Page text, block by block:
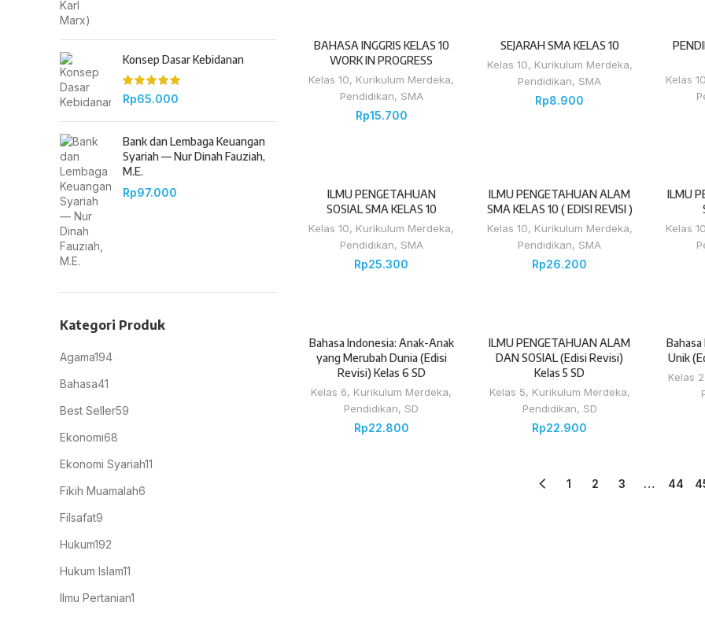
Konsep Dasar Kebidanan
Rp65.000
Bank dan Lembaga Keuangan
Syariah — Nur Dinah Fauziah,
M.E.
Rp97.000
Kategori Produk
Agama194
Bahasa41
Best Seller59
Ekonomi68
Ekonomi Syariah11
Fikih Muamalah6
Filsafat9
Hukum192
Hukum Islam11
Ilmu Pertanian1
BAHASA INGGRIS KELAS 10
WORK IN PROGRESS
Kelas 10, Kurikulum Merdeka,
Pendidikan, SMA
Rp15.700
SEJARAH SMA KELAS 10
Kelas 10, Kurikulum Merdeka,
Pendidikan, SMA
Rp8.900
Kelas 10
ILMU PENGETAHUAN
SOSIAL SMA KELAS 10
Kelas 10, Kurikulum Merdeka,
Pendidikan, SMA
Rp25.300
ILMU PENGETAHUAN ALAM
SMA KELAS 10 ( EDISI REVISI )
Kelas 10, Kurikulum Merdeka,
Pendidikan, SMA
Rp26.200
ILMU
Kelas 10
Bahasa Indonesia: Anak-Anak
yang Merubah Dunia (Edisi
Revisi) Kelas 6 SD
Kelas 6, Kurikulum Merdeka,
Pendidikan, SD
Rp22.800
ILMU PENGETAHUAN ALAM
DAN SOSIAL (Edisi Revisi)
Kelas 5 SD
Kelas 5, Kurikulum Merdeka,
Pendidikan, SD
Rp22.900
Bahasa
Unik
Kelas 2
1 2 3 … 44